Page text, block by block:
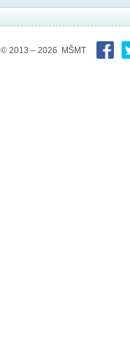
© 2013 – 2026 MŠMT